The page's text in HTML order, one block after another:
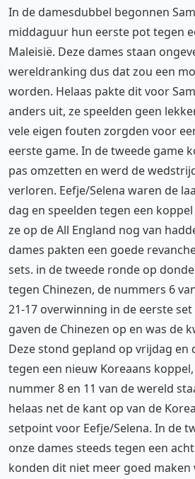
In de damesdubbel begonnen
middaguur hun eerste pot tegen
Maleisië. Deze dames staan
wereldranking dus dat zou een
worden. Helaas pakte dit voor
anders uit, ze speelden geen
vele eigen fouten zorgden voor
eerste game. In de tweede game
pas omzetten en werd de
verloren. Eefje/Selena waren de
dag en speelden tegen een
ze op de All England nog van
dames pakten een goede
sets. in de tweede ronde op
tegen Chinezen, de nummers 6
21-17 overwinning in de eerste
gaven de Chinezen op en was de
Deze stond gepland op vrijdag en
tegen een nieuw Koreaans
nummer 8 en 11 van de wereld
helaas net de kant op van de
setpoint voor Eefje/Selena. In de
onze dames steeds tegen een
konden dit niet meer goed